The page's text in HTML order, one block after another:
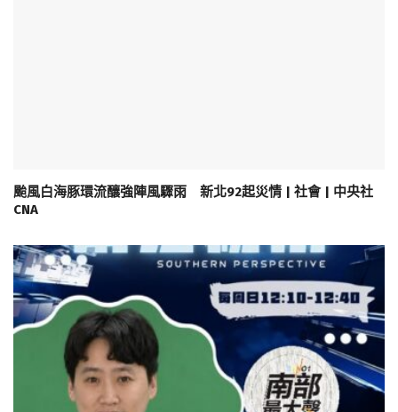
颱風白海豚環流釀強陣風驟雨 新北92起災情 | 社會 | 中央社
CNA